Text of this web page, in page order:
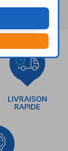
LIVRAISON
RAPIDE